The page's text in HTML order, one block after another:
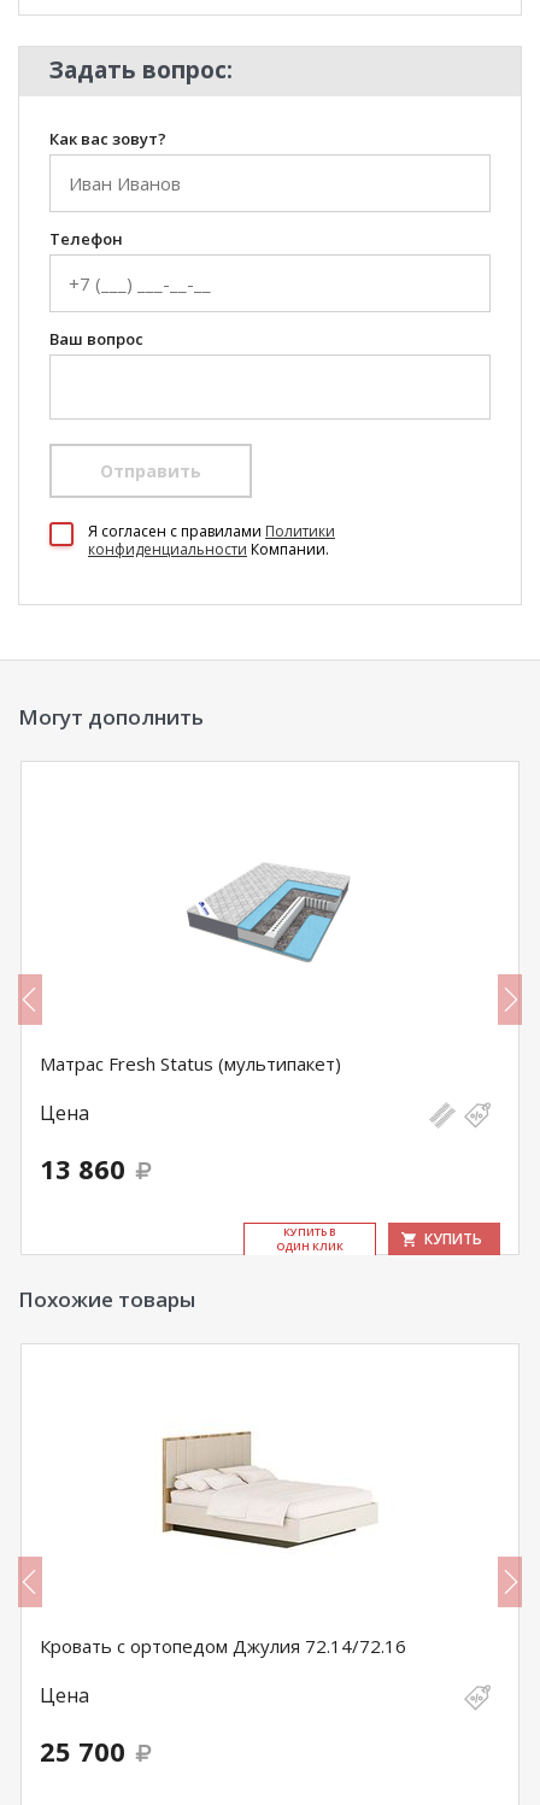
Задать вопрос:
Как вас зовут?
Телефон
Ваш вопрос
Отправить
Я согласен c правилами Политики
конфиденциальности Компании.
Могут дополнить
Матрас Fresh Status (мультипакет)
Цена
13 860
КУ­ПИТЬ В
ОДИН КЛИК
КУПИТЬ
Похожие товары
Кровать с ортопедом Джулия 72.14/72.16
Цена
25 700